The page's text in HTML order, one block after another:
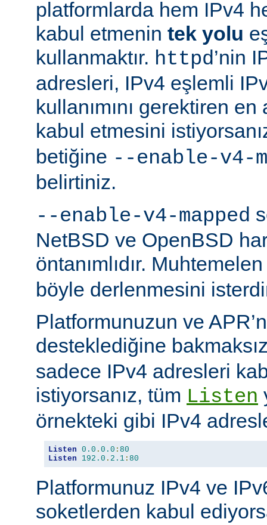
platformlarda hem IPv4
kabul etmenin tek yolu
kullanmaktır. httpd’nin
adresleri, IPv4 eşlemli
kullanımını gerektiren
kabul etmesini
betiğine --enable-v4-
belirtiniz.
--enable-v4-mapped
NetBSD ve OpenBSD
öntanımlıdır.
böyle derlenmesini
Platformunuzun ve
desteklediğine
sadece IPv4 adresleri
istiyorsanız, tüm Listen
örnekteki gibi IPv4
Listen 0.0 . 0.0 : 80
Listen
192.0 . 2.1 : 80
Platformunuz IPv4 ve
soketlerden kabul